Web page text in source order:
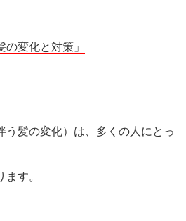
の変化と対策」
う髪の変化）は、多くの人にとっ
す。